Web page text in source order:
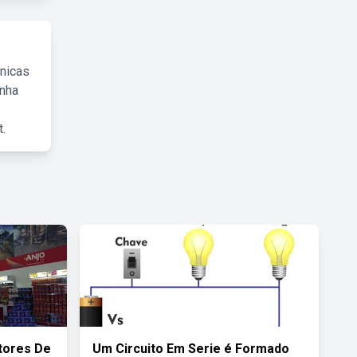
De Um Circuito Em Serie é Formado